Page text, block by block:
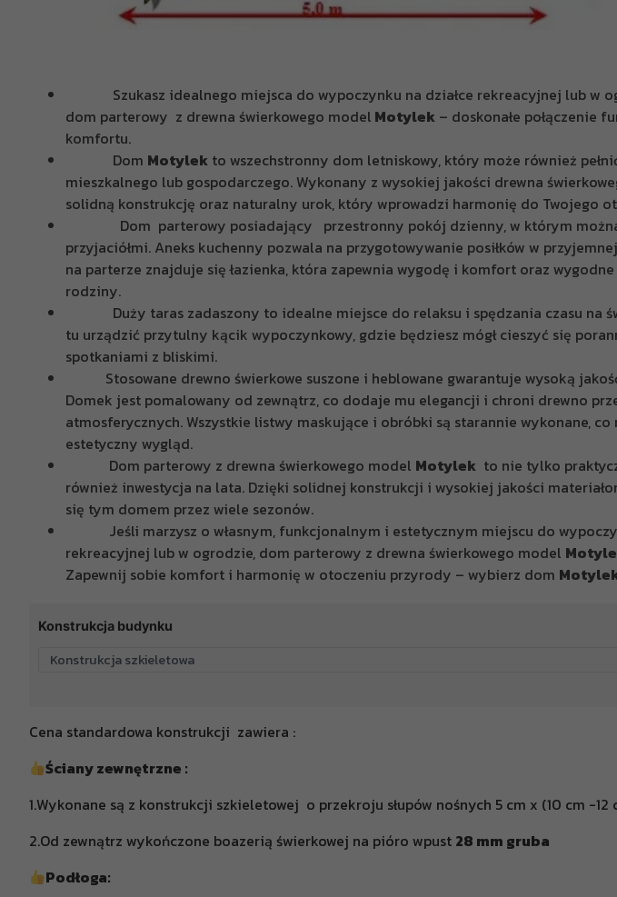
Szukasz idealnego miejsca do wypoczynku na działce rekreacyjnej lub w
dom parterowy z drewna świerkowego model Motylek – doskonałe połączenie
komfortu.
Dom Motylek to wszechstronny dom letniskowy, który może również
mieszkalnego lub gospodarczego. Wykonany z wysokiej jakości drewna
solidną konstrukcję oraz naturalny urok, który wprowadzi harmonię do Twojego
Dom parterowy posiadający przestronny pokój dzienny, w którym można
przyjaciółmi. Aneks kuchenny pozwala na przygotowywanie posiłków w
na parterze znajduje się łazienka, która zapewnia wygodę i komfort oraz
rodziny.
Duży taras zadaszony to idealne miejsce do relaksu i spędzania czasu na
tu urządzić przytulny kącik wypoczynkowy, gdzie będziesz mógł cieszyć się
spotkaniami z bliskimi.
Stosowane drewno świerkowe suszone i heblowane gwarantuje wysoką
Domek jest pomalowany od zewnątrz, co dodaje mu elegancji i chroni drewno
atmosferycznych. Wszystkie listwy maskujące i obróbki są starannie wykonane,
estetyczny wygląd.
Dom parterowy z drewna świerkowego model Motylek to nie tylko
również inwestycja na lata. Dzięki solidnej konstrukcji i wysokiej jakości
się tym domem przez wiele sezonów.
Jeśli marzysz o własnym, funkcjonalnym i estetycznym miejscu do
rekreacyjnej lub w ogrodzie, dom parterowy z drewna świerkowego model
Zapewnij sobie komfort i harmonię w otoczeniu przyrody – wybierz dom
Konstrukcja budynku
Cena standardowa konstrukcji zawiera :
Ściany zewnętrzne :
1.Wykonane są z konstrukcji szkieletowej o przekroju słupów nośnych 5 cm x (10 cm -12
2.Od zewnątrz wykończone boazerią świerkowej na pióro wpust 28 mm gruba
Podłoga: